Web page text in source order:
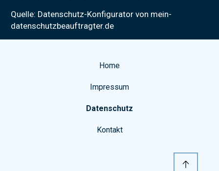
Quelle: Datenschutz-Konfigurator von mein-
datenschutzbeauftragter.de
Home
Impressum
Datenschutz
Kontakt